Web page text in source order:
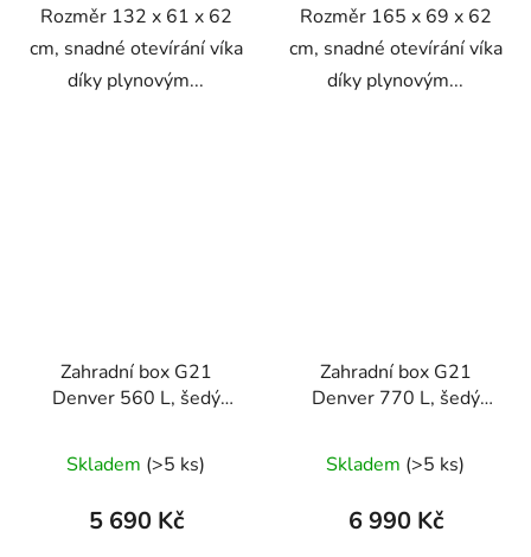
Rozměr 132 x 61 x 62
cm, snadné otevírání víka
díky plynovým...
Rozměr 165 x 69 x 62
cm, snadné otevírání víka
díky plynovým...
Zahradní box G21
Denver 560 L, šedý
Skladem (>5 ks)
5 690 Kč
Zahradní box G21
Denver 770 L, šedý
Skladem (>5 ks)
6 990 Kč